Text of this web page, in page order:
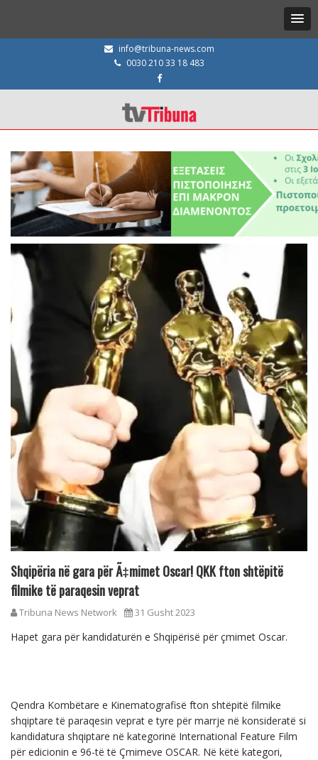
info@tribuna-news.com
0030 210 33 18 483
Shqipëria në gara për Ã‡mimet Oscar! QKK fton shtëpitë
filmike të paraqesin veprat
Tribuna News Network 31 Gusht 2023
Hapet gara për kandidaturën e Shqipërisë për çmimet Oscar.
Qendra Kombëtare e Kinematografisë fton shtëpitë filmike
shqiptare të paraqesin veprat e tyre për marrje në konsideratë si
kandidatura shqiptare në kategorinë International Feature Film
për edicionin e 96-të të Çmimeve OSCAR. Në këtë kategori,